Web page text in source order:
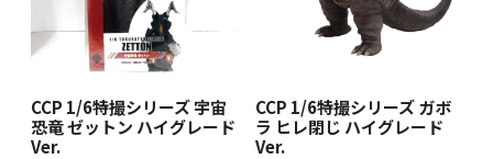
CCP 1/6特撮シリーズ 宇宙
恐竜 ゼットン ハイグレード
Ver.
CCP 1/6特撮シリーズ ガボ
ラ ヒレ閉じ ハイグレード
Ver.